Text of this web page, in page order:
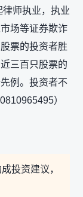
师执业，执业
场等证券欺诈
票的投资者胜
三百只股票的
例。投资者不
）
投资建议，